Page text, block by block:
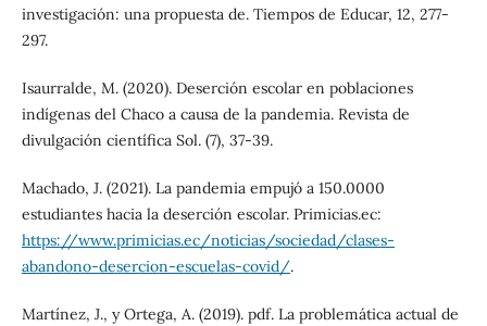
investigación: una propuesta de. Tiempos de Educar, 12, 277-
297.
Isaurralde, M. (2020). Deserción escolar en poblaciones
indígenas del Chaco a causa de la pandemia. Revista de
divulgación científica Sol. (7), 37-39.
Machado, J. (2021). La pandemia empujó a 150.0000
estudiantes hacia la deserción escolar. Primicias.ec:
https://www.primicias.ec/noticias/sociedad/clases-
abandono-desercion-escuelas-covid/.
Martínez, J., y Ortega, A. (2019). pdf. La problemática actual de